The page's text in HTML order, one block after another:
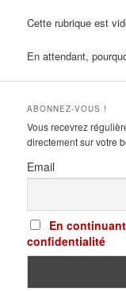
Cette rubrique est
En attendant,
ABONNEZ-VOUS !
Vous recevrez
directement sur votre
Email
En
confidentialité